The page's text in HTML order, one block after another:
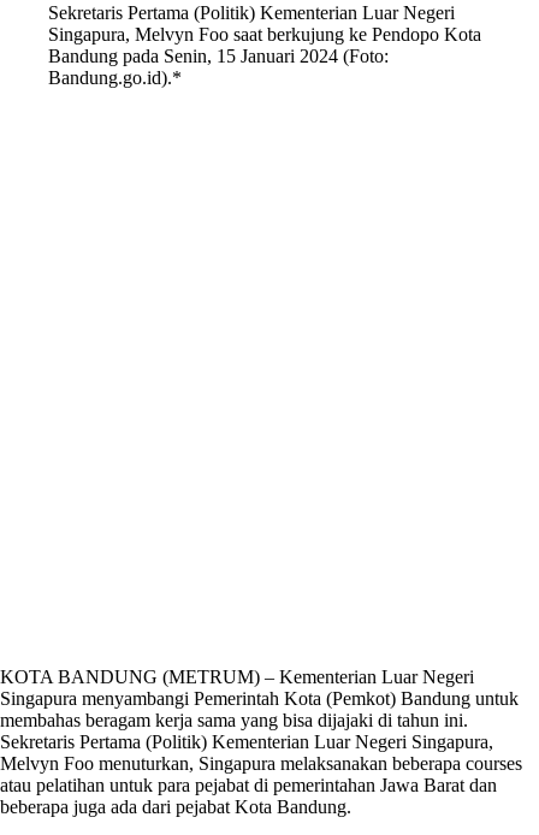
Sekretaris Pertama (Politik) Kementerian Luar Negeri
Singapura, Melvyn Foo saat berkujung ke Pendopo Kota
Bandung pada Senin, 15 Januari 2024 (Foto:
Bandung.go.id).*
KOTA BANDUNG (METRUM) – Kementerian Luar Negeri
Singapura menyambangi Pemerintah Kota (Pemkot) Bandung untuk
membahas beragam kerja sama yang bisa dijajaki di tahun ini.
Sekretaris Pertama (Politik) Kementerian Luar Negeri Singapura,
Melvyn Foo menuturkan, Singapura melaksanakan beberapa courses
atau pelatihan untuk para pejabat di pemerintahan Jawa Barat dan
beberapa juga ada dari pejabat Kota Bandung.